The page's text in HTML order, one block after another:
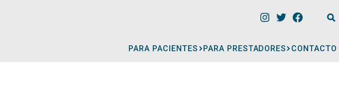
PARA PACIENTES PARA PRESTADORES CONTACTO